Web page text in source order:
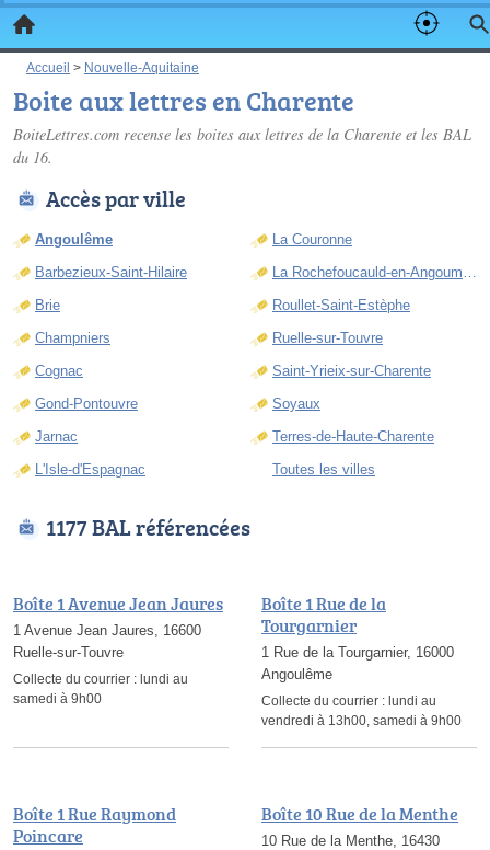
Accueil > Nouvelle-Aquitaine
Boite aux lettres en Charente
BoiteLettres.com recense les boites aux lettres de la Charente et les BAL
du 16.
Accès par ville
Angoulême
Barbezieux-Saint-Hilaire
Brie
Champniers
Cognac
Gond-Pontouvre
Jarnac
L'Isle-d'Espagnac
La Couronne
La Rochefoucauld-en-Angoumois
Roullet-Saint-Estèphe
Ruelle-sur-Touvre
Saint-Yrieix-sur-Charente
Soyaux
Terres-de-Haute-Charente
Toutes les villes
1177 BAL référencées
Boîte 1 Avenue Jean Jaures
1 Avenue Jean Jaures, 16600
Ruelle-sur-Touvre
Collecte du courrier : lundi au
samedi à 9h00
Boîte 1 Rue de la
Tourgarnier
1 Rue de la Tourgarnier, 16000
Angoulême
Collecte du courrier : lundi au
vendredi à 13h00, samedi à 9h00
Boîte 1 Rue Raymond
Poincare
Boîte 10 Rue de la Menthe
10 Rue de la Menthe, 16430